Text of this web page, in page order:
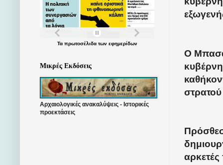
Ο
αρκετές
Τα πρωτοσέλιδατων εφημερίδων
Μικρές Εκδόσεις
Αρχαιολογικές ανακαλύψεις - Ιστορικές
προεκτάσεις